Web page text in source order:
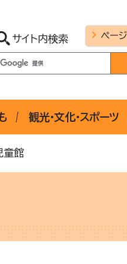
サイト内検索 ペー
観光・文化・スポーツ
童館